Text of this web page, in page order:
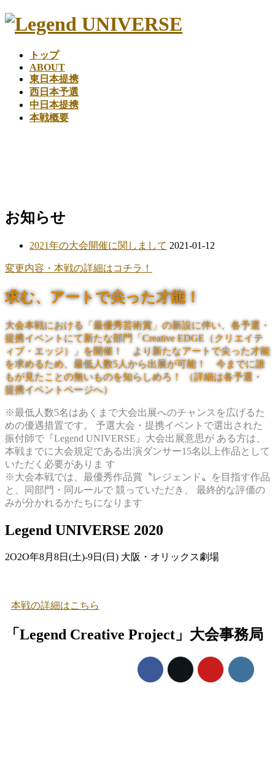
コ
ナ
トップ
ABOUT
東日本提携
西日本予選
中日本提携
本戦概要
お知らせ
2021年の大会開催に関しまして 2021-01-12
変更内容・本戦の詳細はコチラ！
求む、アートで尖った才能！
大会本戦における「最優秀芸術賞」の新設に伴い、各予選・
提携イベントにて新たな部門「Creative EDGE（クリエイテ
ィブ・エッジ）」を開催！ より新たなアートで尖った才能
を求めるため、最低人数5人から出展が可能！ 今までに誰
もが見たことの無いものを知らしめろ！ （詳細は各予選・
提携イベントページへ）
※最低人数5名はあくまで大会出展へのチャンスを広げるた
めの優遇措置です。 予選大会・提携イベントで選出された
振付師で『Legend UNIVERSE』大会出展意思が ある方は、
本戦までに大会規定である出演ダンサー15名以上作品として
いただく必要がありま す
※大会本戦では、最優秀作品賞〝レジェンド〟を目指す作品
と、同部門・同ルールで 競っていただき、 最終的な評価の
みが分かれるかたちになります
Legend UNIVERSE 2020
2O2O年8月8日(土)-9日(日) 大阪・オリックス劇場
本戦の詳細はこちら
「Legend Creative Project」大会事務局